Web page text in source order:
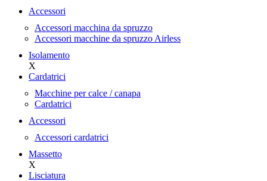
Accessori
Accessori macchina da spruzzo
Accessori macchine da spruzzo Airless
Isolamento
X
Cardatrici
Macchine per calce / canapa
Cardatrici
Accessori
Accessori cardatrici
Massetto
X
Lisciatura